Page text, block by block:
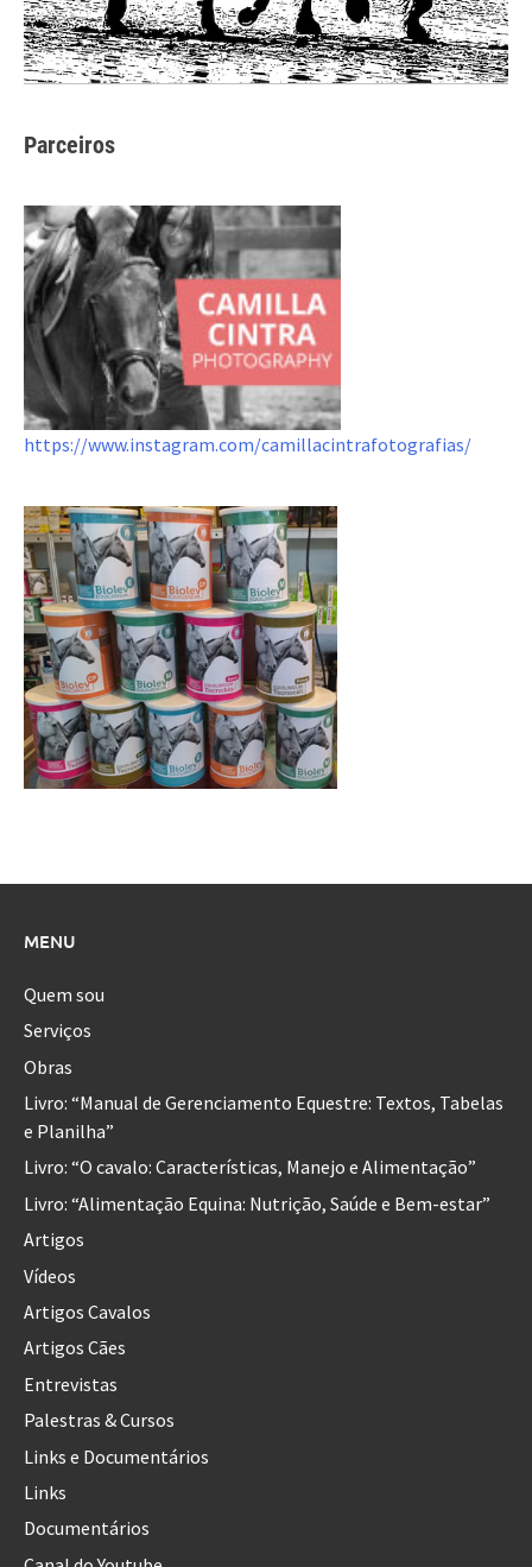
Parceiros
https://www.instagram.com/camillacintrafotografias/
MENU
Quem sou
Serviços
Obras
Livro: “Manual de Gerenciamento Equestre: Textos, Tabelas
e Planilha”
Livro: “O cavalo: Características, Manejo e Alimentação”
Livro: “Alimentação Equina: Nutrição, Saúde e Bem-estar”
Artigos
Vídeos
Artigos Cavalos
Artigos Cães
Entrevistas
Palestras & Cursos
Links e Documentários
Links
Documentários